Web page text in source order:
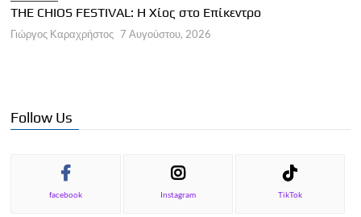
THE CHIOS FESTIVAL: Η Χίος στο Επίκεντρο
Γιώργος Καραχρήστος 7 Αυγούστου, 2026
Follow Us
facebook Instagram TikTok